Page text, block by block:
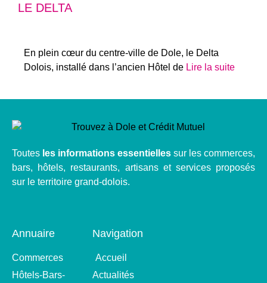
LE DELTA
En plein cœur du centre-ville de Dole, le Delta
Dolois, installé dans l’ancien Hôtel de Lire la suite
Toutes les informations essentielles sur les commerces,
bars, hôtels, restaurants, artisans et services proposés
sur le territoire grand-dolois.
Annuaire
Commerces
Hôtels-Bars-
Navigation
Accueil
Actualités